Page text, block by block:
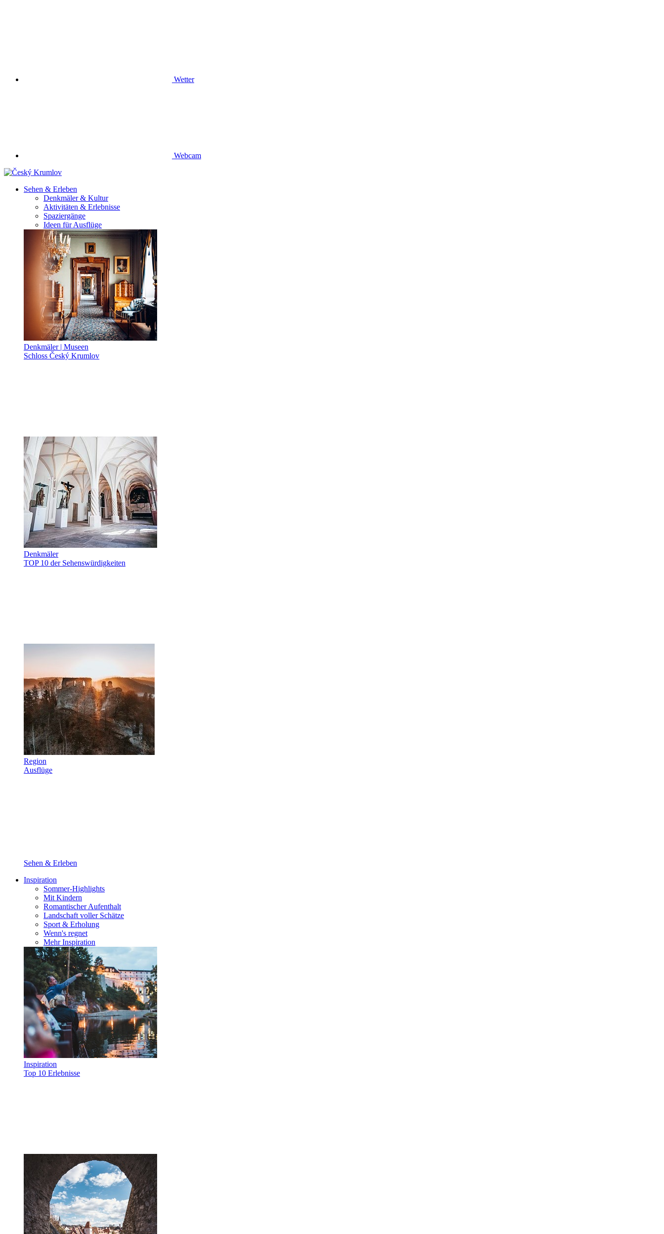
Wetter
Webcam
Sehen & Erleben
Denkmäler & Kultur
Aktivitäten & Erlebnisse
Spaziergänge
Ideen für Ausflüge
Denkmäler | Museen
Schloss Český Krumlov
Denkmäler
TOP 10 der Sehenswürdigkeiten
Region
Ausflüge
Sehen & Erleben
Inspiration
Sommer-Highlights
Mit Kindern
Romantischer Aufenthalt
Landschaft voller Schätze
Sport & Erholung
Wenn's regnet
Mehr Inspiration
Inspiration
Top 10 Erlebnisse